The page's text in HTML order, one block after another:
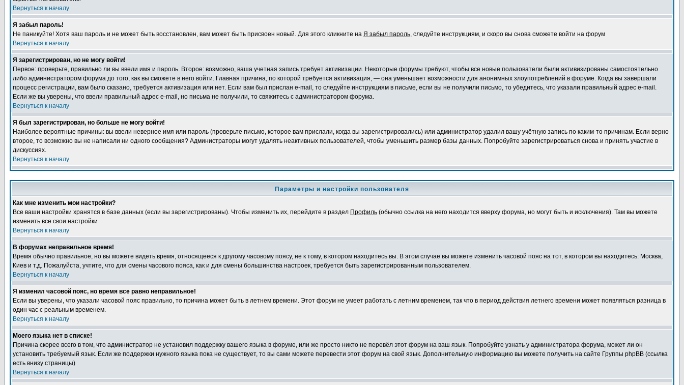
Вернуться к началу
Я забыл пароль!
Не паникуйте! Хотя ваш пароль и не может быть восстановлен, вам может быть присвоен новый. Для этого кликните на Я забыл пароль, следуйте инструкциям, и скоро вы снова сможете войти на форум
Вернуться к началу
Я зарегистрирован, но не могу войти!
Первое: проверьте, правильно ли вы ввели имя и пароль. Второе: возможно, ваша учетная запись требует активизации. Некоторые форумы требуют, чтобы все новые пользователи были активизированы самостоятельно
либо администратором форума до того, как вы сможете в него войти. Главная причина, по которой требуется активизация, — она уменьшает возможности для анонимных злоупотреблений в форуме. Когда вы завершали
процесс регистрации, вам было сказано, требуется активизация или нет. Если вам был прислан e-mail, то следуйте инструкциям в письме, если вы не получили письмо, то убедитесь, что указали правильный адрес e-mail.
Если же вы уверены, что ввели правильный адрес e-mail, но письма не получили, то свяжитесь с администратором форума.
Вернуться к началу
Я был зарегистрирован, но больше не могу войти!
Наиболее вероятные причины: вы ввели неверное имя или пароль (проверьте письмо, которое вам прислали, когда вы зарегистрировались) или администратор удалил вашу учётную запись по каким-то причинам. Если верно
второе, то возможно вы не написали ни одного сообщения? Администраторы могут удалять неактивных пользователей, чтобы уменьшить размер базы данных. Попробуйте зарегистрироваться снова и принять участие в
дискуссиях.
Вернуться к началу
Параметры и настройки пользователя
Как мне изменить мои настройки?
Все ваши настройки хранятся в базе данных (если вы зарегистрированы). Чтобы изменить их, перейдите в раздел Профиль (обычно ссылка на него находится вверху форума, но могут быть и исключения). Там вы можете
изменить все свои настройки
Вернуться к началу
В форумах неправильное время!
Время обычно правильное, но вы можете видеть время, относящееся к другому часовому поясу, не к тому, в котором находитесь вы. В этом случае вы можете изменить часовой пояс на тот, в котором вы находитесь: Москва,
Киев и т.д. Пожалуйста, учтите, что для смены часового пояса, как и для смены большинства настроек, требуется быть зарегистрированным пользователем.
Вернуться к началу
Я изменил часовой пояс, но время все равно неправильное!
Если вы уверены, что указали часовой пояс правильно, то причина может быть в летнем времени. Этот форум не умеет работать с летним временем, так что в период действия летнего времени может появляться разница в
один час с реальным временем.
Вернуться к началу
Моего языка нет в списке!
Причина скорее всего в том, что администратор не установил поддержку вашего языка в форуме, или же просто никто не перевёл этот форум на ваш язык. Попробуйте узнать у администратора форума, может ли он
установить требуемый язык. Если же поддержки нужного языка пока не существует, то вы сами можете перевести этот форум на свой язык. Дополнительную информацию вы можете получить на сайте Группы phpBB (ссылка
есть внизу страницы)
Вернуться к началу